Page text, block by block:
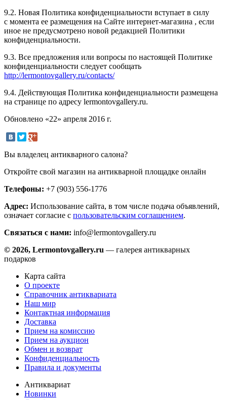
9.2. Новая Политика конфиденциальности вступает в силу
с момента ее размещения на Сайте интернет-магазина , если
иное не предусмотрено новой редакцией Политики
конфиденциальности.
9.3. Все предложения или вопросы по настоящей Политике
конфиденциальности следует сообщать
http://lermontovgallery.ru/contacts/
9.4. Действующая Политика конфиденциальности размещена
на странице по адресу lermontovgallery.ru.
Обновлено «22» апреля 2016 г.
Вы владелец антикварного салона?
Откройте свой магазин на антикварной площадке онлайн
Телефоны: +7 (903) 556-1776
Адрес: Использование сайта, в том числе подача объявлений,
означает согласие с пользовательским соглашением.
Связаться с нами: info@lermontovgallery.ru
© 2026, Lermontovgallery.ru — галерея антикварных
подарков
Карта сайта
О проекте
Справочник антиквариата
Наш мир
Контактная информация
Доставка
Прием на комиссию
Прием на аукцион
Обмен и возврат
Конфиденциальность
Правила и документы
Антиквариат
Новинки